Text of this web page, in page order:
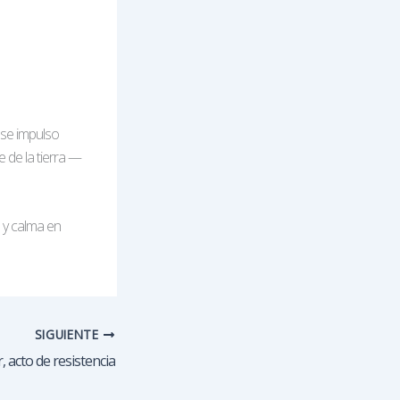
impulso
de la tierra —
calma en
SIGUIENTE
acto de resistencia